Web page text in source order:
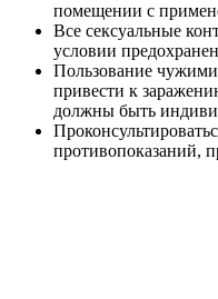
помещении с
Все сексуальные
условии
Пользование
привести к
должны быть
противопоказаний,